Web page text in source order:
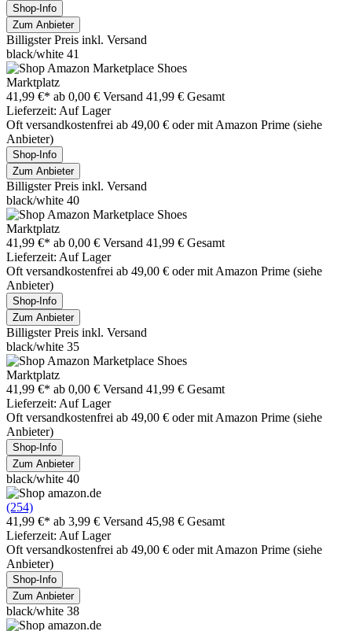
Shop-Info
Zum Anbieter
Billigster Preis inkl. Versand
black/white 41
Marktplatz
41,99 €* ab 0,00 € Versand 41,99 € Gesamt
Lieferzeit: Auf Lager
Oft versandkostenfrei ab 49,00 € oder mit Amazon Prime (siehe
Anbieter)
Shop-Info
Zum Anbieter
Billigster Preis inkl. Versand
black/white 40
Marktplatz
41,99 €* ab 0,00 € Versand 41,99 € Gesamt
Lieferzeit: Auf Lager
Oft versandkostenfrei ab 49,00 € oder mit Amazon Prime (siehe
Anbieter)
Shop-Info
Zum Anbieter
Billigster Preis inkl. Versand
black/white 35
Marktplatz
41,99 €* ab 0,00 € Versand 41,99 € Gesamt
Lieferzeit: Auf Lager
Oft versandkostenfrei ab 49,00 € oder mit Amazon Prime (siehe
Anbieter)
Shop-Info
Zum Anbieter
black/white 40
(254)
41,99 €* ab 3,99 € Versand 45,98 € Gesamt
Lieferzeit: Auf Lager
Oft versandkostenfrei ab 49,00 € oder mit Amazon Prime (siehe
Anbieter)
Shop-Info
Zum Anbieter
black/white 38